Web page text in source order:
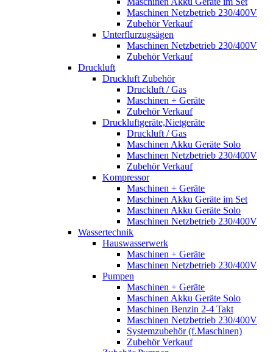
Maschinen Netzbetrieb 230/400V
Zubehör Verkauf
Unterflurzugsägen
Maschinen Netzbetrieb 230/400V
Zubehör Verkauf
Druckluft
Druckluft Zubehör
Druckluft / Gas
Maschinen + Geräte
Zubehör Verkauf
Druckluftgeräte,Nietgeräte
Druckluft / Gas
Maschinen Akku Geräte Solo
Maschinen Netzbetrieb 230/400V
Zubehör Verkauf
Kompressor
Maschinen + Geräte
Maschinen Akku Geräte im Set
Maschinen Akku Geräte Solo
Maschinen Netzbetrieb 230/400V
Wassertechnik
Hauswasserwerk
Maschinen + Geräte
Maschinen Netzbetrieb 230/400V
Pumpen
Maschinen + Geräte
Maschinen Akku Geräte Solo
Maschinen Benzin 2-4 Takt
Maschinen Netzbetrieb 230/400V
Systemzubehör (f.Maschinen)
Zubehör Verkauf